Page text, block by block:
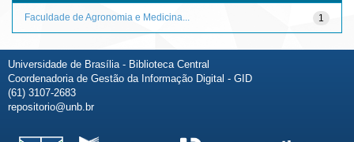
1
Faculdade de Agronomia e Medicina...
Universidade de Brasília - Biblioteca Central
Coordenadoria de Gestão da Informação Digital - GID
(61) 3107-2683
repositorio@unb.br